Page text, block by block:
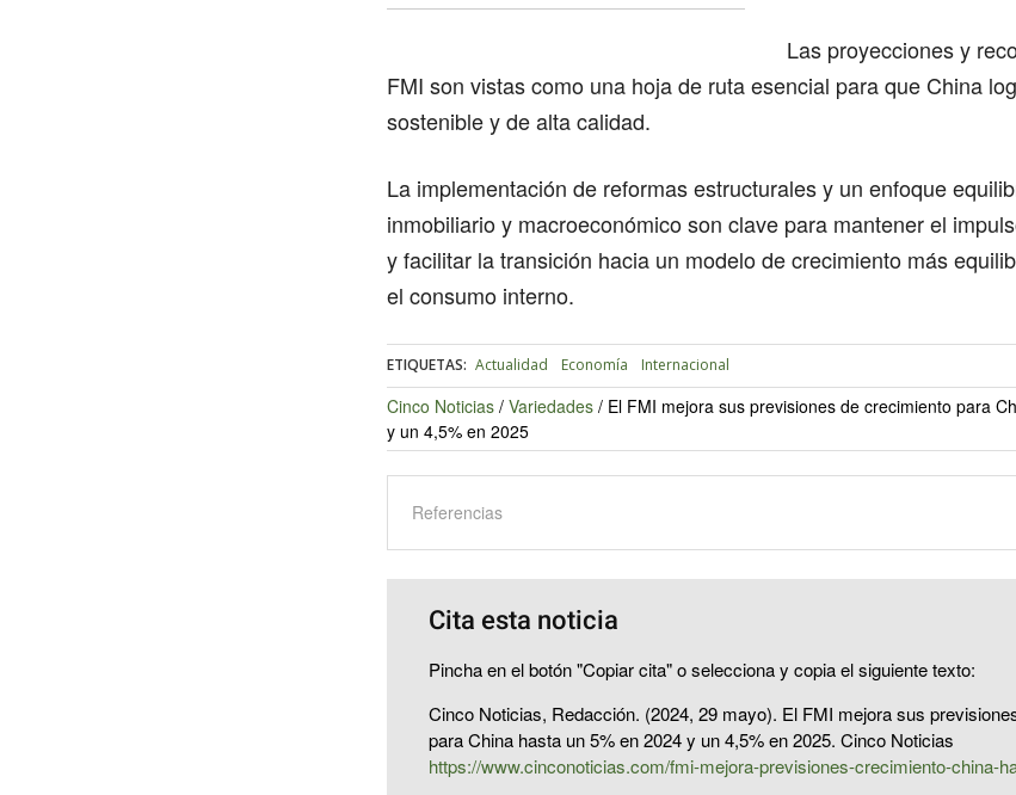
Las proyecciones y
FMI son vistas como una hoja de ruta esencial para que China
sostenible y de alta calidad.
La implementación de reformas estructurales y un enfoque
inmobiliario y macroeconómico son clave para mantener el
y facilitar la transición hacia un modelo de crecimiento más
el consumo interno.
ETIQUETAS: Actualidad Economía Internacional
Cinco Noticias / Variedades / El FMI mejora sus previsiones de crecimiento para
y un 4,5% en 2025
Referencias
Cita esta noticia
Pincha en el botón "Copiar cita" o selecciona y copia el siguiente texto:
Cinco Noticias, Redacción. (2024, 29 mayo). El FMI mejora sus
para China hasta un 5% en 2024 y un 4,5% en 2025. Cinco Noticias
https://www.cinconoticias.com/fmi-mejora-previsiones-crecimiento-china-